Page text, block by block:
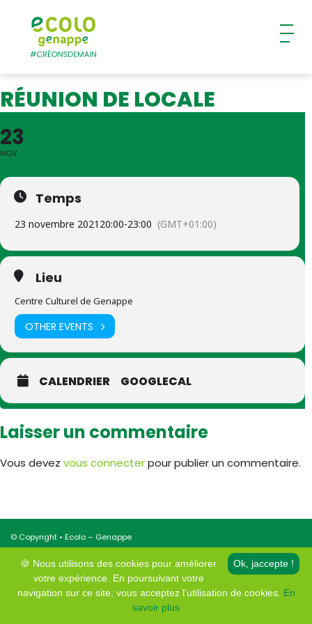
Ecolo – Genappe
RÉUNION DE LOCALE
23
NOV
Temps
23 novembre 2021 20:00-23:00 (GMT+01:00)
Lieu
Centre Culturel de Genappe
OTHER EVENTS
CALENDRIER GOOGLECAL
Laisser un commentaire
Vous devez vous connecterpour publier un commentaire.
© Copyright • Ecolo – Genappe
Ok, jaccepte !
🍪 Nous utilisons des cookies pour améliorer
votre expérience. En poursuivant votre
navigation sur ce site, vous acceptez l'utilisation de cookies. En
savoir plus